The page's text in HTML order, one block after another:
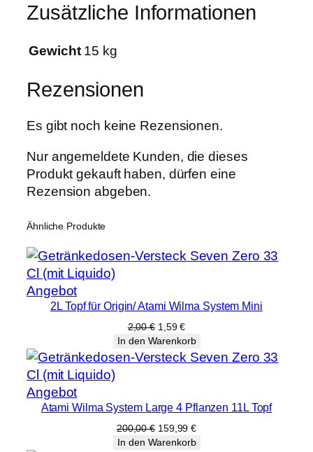
Zusätzliche Informationen
Gewicht 15 kg
Rezensionen
Es gibt noch keine Rezensionen.
Nur angemeldete Kunden, die dieses
Produkt gekauft haben, dürfen eine
Rezension abgeben.
Ähnliche Produkte
AngebotProdukt
im
2L Topf für Origin/ Atami Wilma System Mini
2,00€ Ursprünglicher
Preis
war:
2,00 €
1,59€Aktueller
Preis
ist:
1,59 €.
In den Warenkorb
AngebotProdukt
im
Angebot
Atami Wilma System Large 4 Pflanzen 11L Topf
200,00€ Ursprünglicher
Preis
159,99€Aktueller
Preis
In den Warenkorb